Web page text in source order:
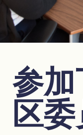
参
区